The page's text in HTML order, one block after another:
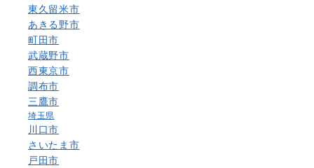
東久留米市
あきる野市
町田市
武蔵野市
西東京市
調布市
三鷹市
埼玉県
川口市
さいたま市
戸田市